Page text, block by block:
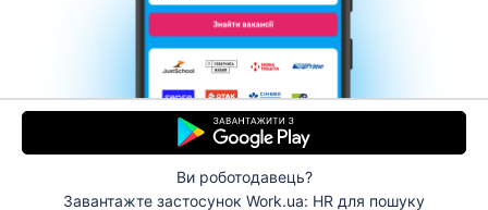
Ви роботодавець?
Завантажте застосунок Work.ua: HR для пошуку
Контакти Про нас
Кар’єра
Допомога Умови використання
© 2006–2026 Work.ua. Сервіс пошуку роботи №1 в